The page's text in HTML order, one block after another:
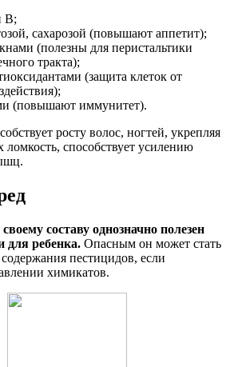
В;
сахарозой (повышают аппетит);
(полезны для перистальтики
тракта);
(защита клеток от
(повышают иммунитет).
росту волос, ногтей, укрепляя
ломкость, способствует усилению
составу однозначно полезен
для ребенка. Опасным он может стать
пестицидов, если
химикатов.